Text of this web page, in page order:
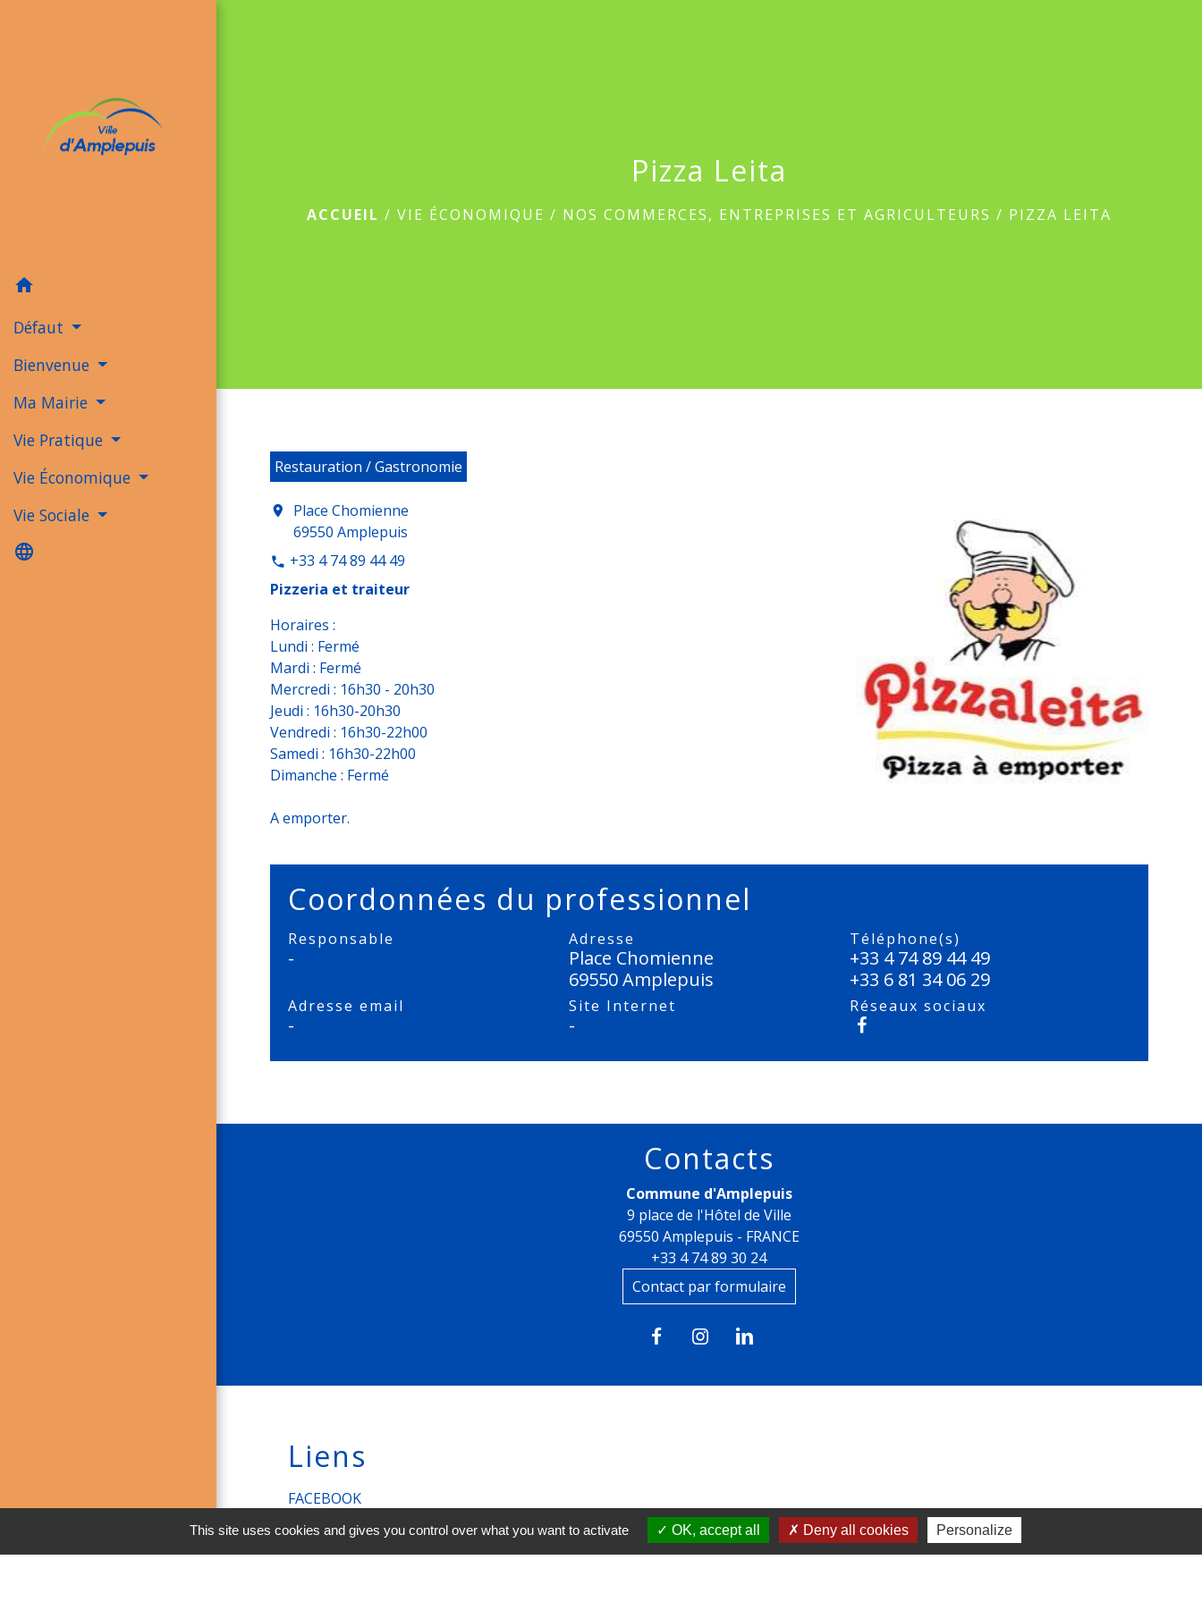
home
Défaut
Bienvenue
Ma Mairie
Vie Pratique
Vie Économique
Vie Sociale
language
Pizza Leita
ACCUEIL / VIE ÉCONOMIQUE / NOS COMMERCES, ENTREPRISES ET AGRICULTEURS / PIZZA LEITA
Restauration / Gastronomie
location_on
Place Chomienne
69550 Amplepuis
phone +33 4 74 89 44 49
Pizzeria et traiteur
Horaires :
Lundi : Fermé
Mardi : Fermé
Mercredi : 16h30 - 20h30
Jeudi : 16h30-20h30
Vendredi : 16h30-22h00
Samedi : 16h30-22h00
Dimanche : Fermé
A emporter.
Coordonnées du professionnel
Responsable
-
Adresse
Place Chomienne
69550 Amplepuis
Téléphone(s)
+33 4 74 89 44 49
+33 6 81 34 06 29
Adresse email
-
Site Internet
-
Réseaux sociaux
Contacts
Commune d'Amplepuis
9 place de l'Hôtel de Ville
69550 Amplepuis - FRANCE
+33 4 74 89 30 24
Contact par formulaire
Liens
FACEBOOK
INSTAGRAM
This site uses cookies and gives you control over what you want to activate OK, accept all Deny all cookies Personalize